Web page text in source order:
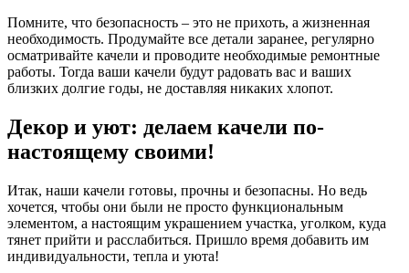
Помните, что безопасность – это не прихоть, а жизненная
необходимость. Продумайте все детали заранее, регулярно
осматривайте качели и проводите необходимые ремонтные
работы. Тогда ваши качели будут радовать вас и ваших
близких долгие годы, не доставляя никаких хлопот.
Декор и уют: делаем качели по-
настоящему своими!
Итак, наши качели готовы, прочны и безопасны. Но ведь
хочется, чтобы они были не просто функциональным
элементом, а настоящим украшением участка, уголком, куда
тянет прийти и расслабиться. Пришло время добавить им
индивидуальности, тепла и уюта!